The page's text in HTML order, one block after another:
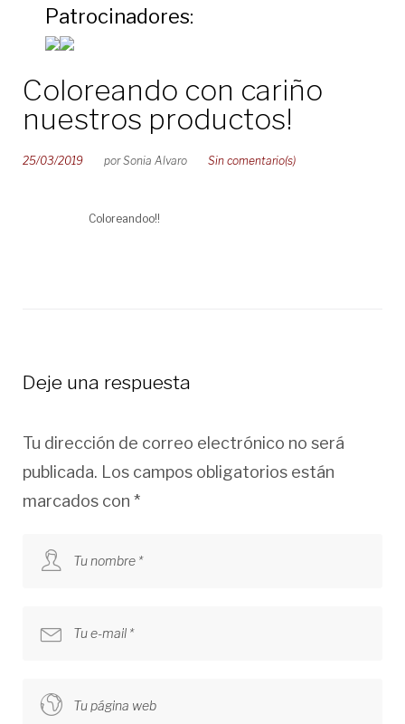
Patrocinadores:
Coloreando con cariño
nuestros productos!
25/03/2019 porSonia Alvaro Sin comentario(s)
Coloreandoo!!
Deje una respuesta
Tu dirección de correo electrónico no será
publicada. Los campos obligatorios están
marcados con *